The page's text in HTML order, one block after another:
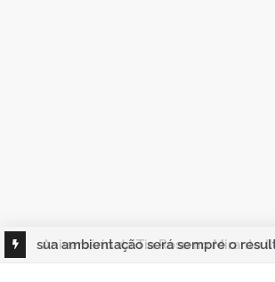
sua ambientação será sempre o